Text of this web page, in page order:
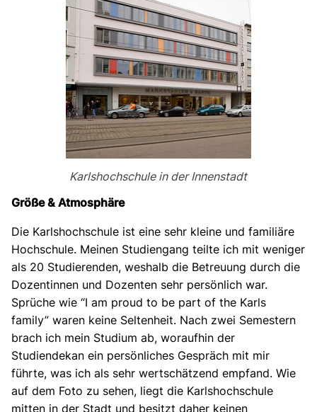
Karlshochschule in der Innenstadt
Größe & Atmosphäre
Die Karlshochschule ist eine sehr kleine und familiäre
Hochschule. Meinen Studiengang teilte ich mit weniger
als 20 Studierenden, weshalb die Betreuung durch die
Dozentinnen und Dozenten sehr persönlich war.
Sprüche wie “I am proud to be part of the Karls
family” waren keine Seltenheit. Nach zwei Semestern
brach ich mein Studium ab, woraufhin der
Studiendekan ein persönliches Gespräch mit mir
führte, was ich als sehr wertschätzend empfand. Wie
auf dem Foto zu sehen, liegt die Karlshochschule
mitten in der Stadt und besitzt daher keinen